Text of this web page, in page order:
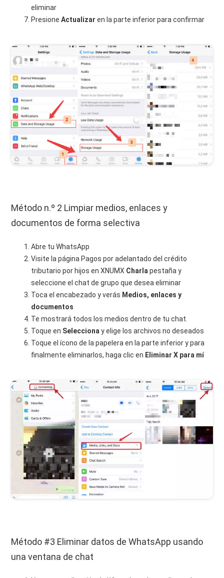
eliminar
PresioneActualizar en la parte inferior para confirmar
Método n.º 2 Limpiar medios, enlaces y
documentos de forma selectiva
Abre tu WhatsApp
Visite la página Pagos por adelantado del crédito
tributario por hijos en XNUMX Charla pestaña y
seleccione el chat de grupo que desea eliminar
Toca el encabezado y verás Medios, enlaces y
documentos
Te mostrará todos los medios dentro de tu chat.
Toque en Selecciona y elige los archivos no deseados
Toque el ícono de la papelera en la parte inferior y para
finalmente eliminarlos, haga clic en Eliminar X para mí
Método #3 Eliminar datos de WhatsApp usando
una ventana de chat